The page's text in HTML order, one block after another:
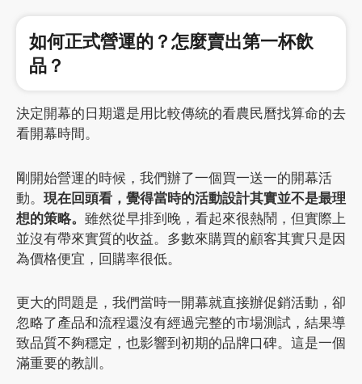
如何正式營運的？怎麼賣出第一杯飲
品？
決定開幕的日期還是用比較傳統的看農民曆找算命的去
看開幕時間。
剛開始營運的時候，我們辦了一個買一送一的開幕活
動。 現在回頭看，覺得當時的活動設計其實並不是最理
想的策略。 雖然從早排到晚，看起來很熱鬧，但實際上
並沒有帶來實質的收益。多數來購買的顧客其實只是因
為價格便宜，回購率很低。
更大的問題是，我們當時一開幕就直接辦促銷活動，卻
忽略了產品和流程還沒有經過完整的市場測試，結果導
致品質不夠穩定，也影響到初期的品牌口碑。這是一個
滿重要的教訓。